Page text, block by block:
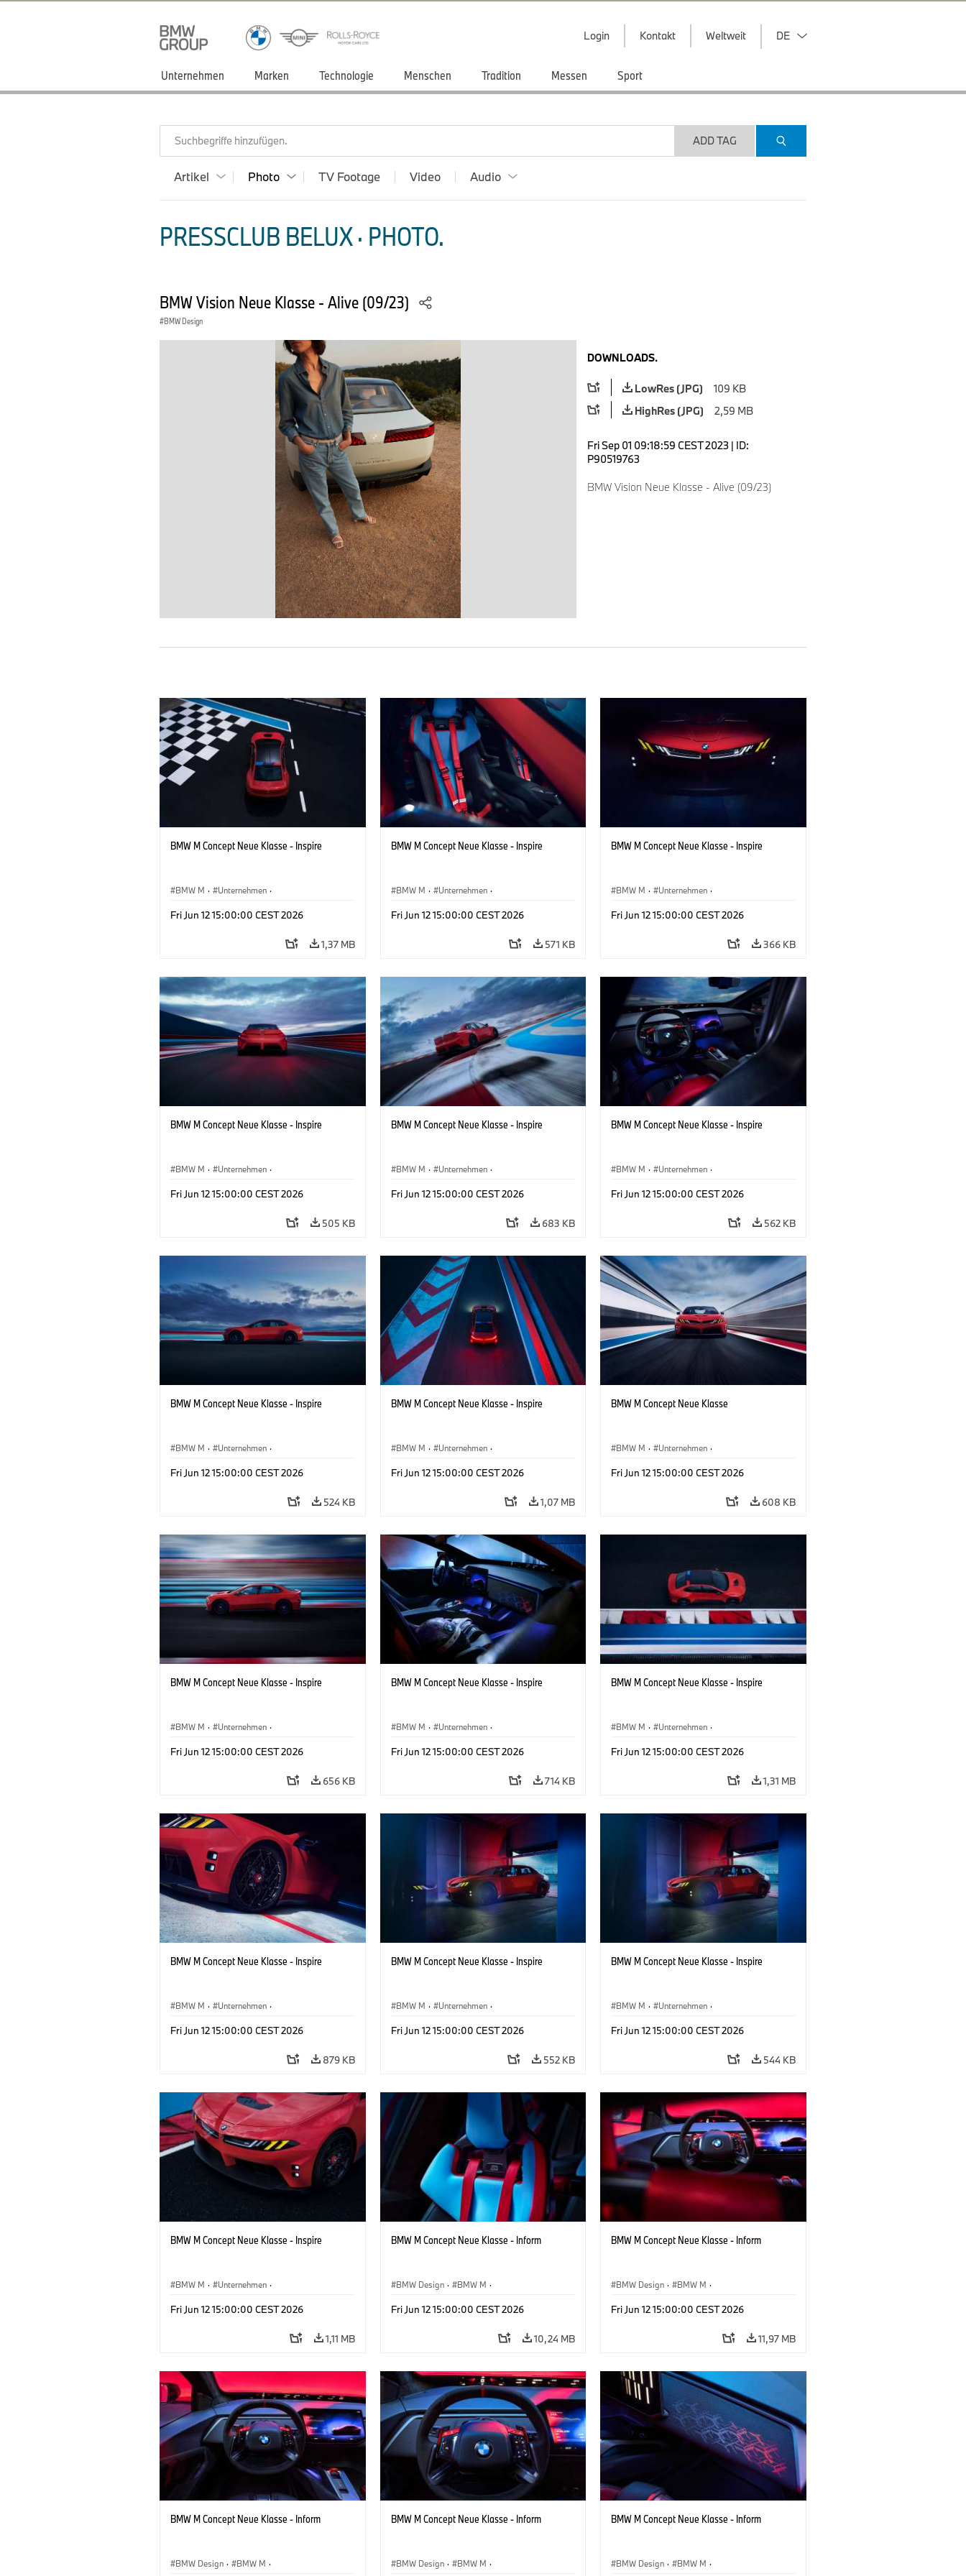
Login Kontakt Weltweit DE
Unternehmen Marken Technologie Menschen Tradition Messen Sport
Suchbegriffe hinzufügen. ADD TAG
Artikel Photo TV Footage Video Audio
PRESSCLUB BELUX · PHOTO.
BMW Vision Neue Klasse - Alive (09/23)
BMW Design
DOWNLOADS.
LowRes (JPG)
109 KB
HighRes (JPG)
2,59 MB
Fri Sep 01 09:18:59 CEST 2023 | ID:
P90519763
BMW Vision Neue Klasse - Alive (09/23)
BMW M Concept Neue Klasse - Inspire
BMW M · Unternehmen ·
Fri Jun 12 15:00:00 CEST 2026
1,37 MB
BMW M Concept Neue Klasse - Inspire
BMW M · Unternehmen ·
Fri Jun 12 15:00:00 CEST 2026
571 KB
BMW M Concept Neue Klasse - Inspire
BMW M · Unternehmen ·
Fri Jun 12 15:00:00 CEST 2026
366 KB
BMW M Concept Neue Klasse - Inspire
BMW M · Unternehmen ·
Fri Jun 12 15:00:00 CEST 2026
505 KB
BMW M Concept Neue Klasse - Inspire
BMW M · Unternehmen ·
Fri Jun 12 15:00:00 CEST 2026
683 KB
BMW M Concept Neue Klasse - Inspire
BMW M · Unternehmen ·
Fri Jun 12 15:00:00 CEST 2026
562 KB
BMW M Concept Neue Klasse - Inspire
BMW M · Unternehmen ·
Fri Jun 12 15:00:00 CEST 2026
524 KB
BMW M Concept Neue Klasse - Inspire
BMW M · Unternehmen ·
Fri Jun 12 15:00:00 CEST 2026
1,07 MB
BMW M Concept Neue Klasse
BMW M · Unternehmen ·
Fri Jun 12 15:00:00 CEST 2026
608 KB
BMW M Concept Neue Klasse - Inspire
BMW M · Unternehmen ·
Fri Jun 12 15:00:00 CEST 2026
656 KB
BMW M Concept Neue Klasse - Inspire
BMW M · Unternehmen ·
Fri Jun 12 15:00:00 CEST 2026
714 KB
BMW M Concept Neue Klasse - Inspire
BMW M · Unternehmen ·
Fri Jun 12 15:00:00 CEST 2026
1,31 MB
BMW M Concept Neue Klasse - Inspire
BMW M · Unternehmen ·
Fri Jun 12 15:00:00 CEST 2026
879 KB
BMW M Concept Neue Klasse - Inspire
BMW M · Unternehmen ·
Fri Jun 12 15:00:00 CEST 2026
552 KB
BMW M Concept Neue Klasse - Inspire
BMW M · Unternehmen ·
Fri Jun 12 15:00:00 CEST 2026
544 KB
BMW M Concept Neue Klasse - Inspire
BMW M · Unternehmen ·
Fri Jun 12 15:00:00 CEST 2026
1,11 MB
BMW M Concept Neue Klasse - Inform
BMW Design · BMW M ·
Fri Jun 12 15:00:00 CEST 2026
10,24 MB
BMW M Concept Neue Klasse - Inform
BMW Design · BMW M ·
Fri Jun 12 15:00:00 CEST 2026
11,97 MB
BMW M Concept Neue Klasse - Inform
BMW Design · BMW M ·
BMW M Concept Neue Klasse - Inform
BMW Design · BMW M ·
BMW M Concept Neue Klasse - Inform
BMW Design · BMW M ·